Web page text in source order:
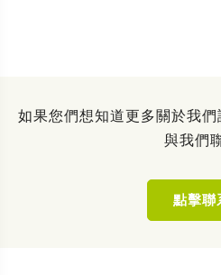
如果您們想知道更多關於我
與我們
點擊聯